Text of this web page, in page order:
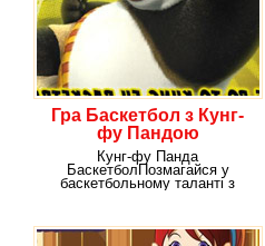
Гра Баскетбол з Кунг-
фу Пандою
Кунг-фу Панда
БаскетболПозмагайся у
баскетбольному таланті з